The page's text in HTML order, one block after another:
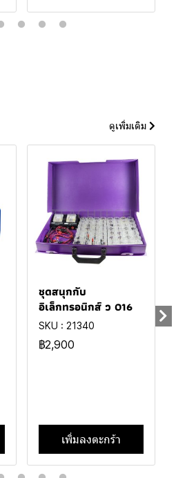
ดูเพิ่มเติม
ชุดสนุกกับ
อิเล็กทรอนิกส์ ว 016
SKU : 21340
฿2,900
เพิ่มลงตะกร้า